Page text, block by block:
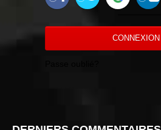
CONNEXION